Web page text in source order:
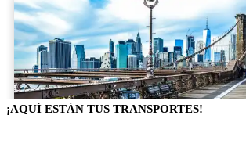
¡AQUÍ ESTÁN TUS TRANSPORTES!